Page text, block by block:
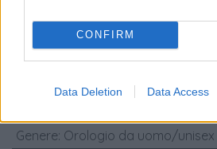
CONFIRM
Data Deletion Data Access
Materiali Cassa:Oro rosa
Diametro Cassa (mm)
Genere: Orologio da uomo/unisex